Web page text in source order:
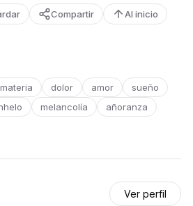
Compartir Al inicio
materia dolor amor
sueño
melancolía
añoranza
Ver perfil